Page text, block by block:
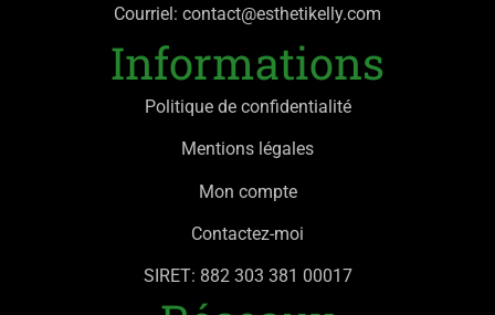
Courriel: contact@esthetikelly.com
Informations
Politique de confidentialité
Mentions légales
Mon compte
Contactez-moi
SIRET: 882 303 381 00017